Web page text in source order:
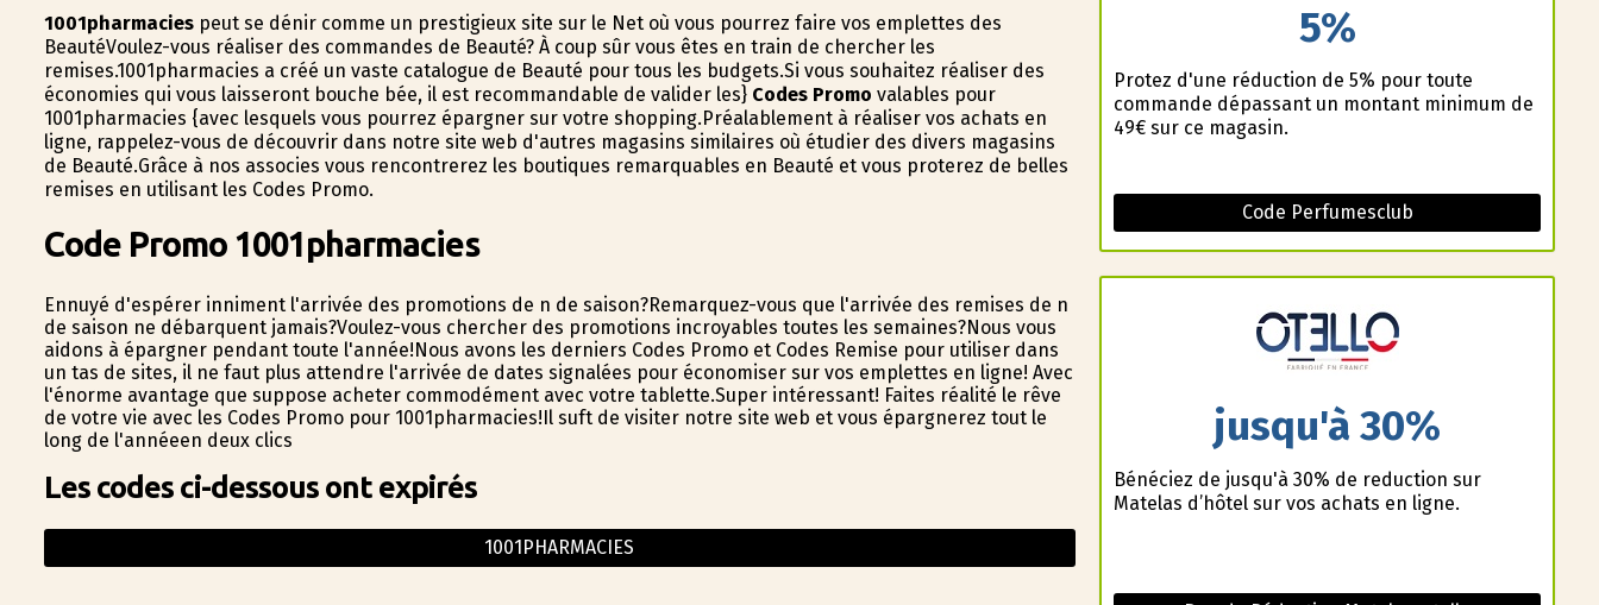
1001pharmaciespeut se définir comme un prestigieux site sur le Net où vous pourrez faire vos emplettes des
BeautéVoulez-vous réaliser des commandes de Beauté? À coup sûr vous êtes en train de chercher les
remises.1001pharmacies a créé un vaste catalogue de Beauté pour tous les budgets.Si vous souhaitez réaliser des
économies qui vous laisseront bouche bée, il est recommandable de valider les} Codes Promo valables pour
1001pharmacies {avec lesquels vous pourrez épargner sur votre shopping.Préalablement à réaliser vos achats en
ligne, rappelez-vous de découvrir dans notre site web d'autres magasins similaires où étudier des divers magasins
de Beauté.Grâce à nos associes vous rencontrerez les boutiques remarquables en Beauté et vous profiterez de belles
remises en utilisant les Codes Promo.
Code Promo 1001pharmacies
Ennuyé d'espérer infiniment l'arrivée des promotions de fin de saison?Remarquez-vous que l'arrivée des remises de fin
de saison ne débarquent jamais?Voulez-vous chercher des promotions incroyables toutes les semaines?Nous vous
aidons à épargner pendant toute l'année!Nous avons les derniers Codes Promo et Codes Remise pour utiliser dans
un tas de sites, il ne faut plus attendre l'arrivée de dates signalées pour économiser sur vos emplettes en ligne! Avec
l'énorme avantage que suppose acheter commodément avec votre tablette.Super intéressant! Faites réalité le rêve
de votre vie avec les Codes Promo pour 1001pharmacies!Il suffit de visiter notre site web et vous épargnerez tout le
long de l'annéeen deux clics
Les codes ci-dessous ont expirés
1001PHARMACIES
5%
Profitez d'une réduction de 5% pour toute
commande dépassant un montant minimum de
49€ sur ce magasin.
Code Perfumesclub
jusqu'à 30%
Bénéficiez de jusqu'à 30% de reduction sur
Matelas d’hôtel sur vos achats en ligne.